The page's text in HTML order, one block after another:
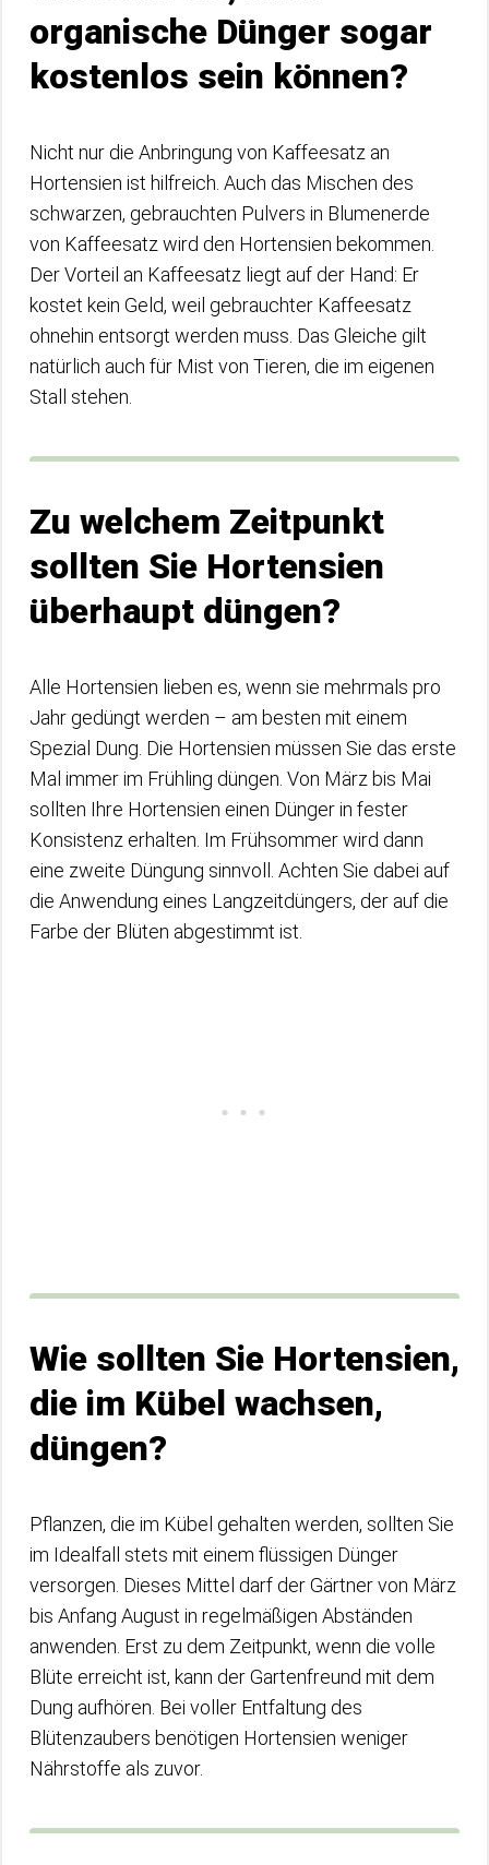
organische Dünger sogar
kostenlos sein können?
Nicht nur die Anbringung von Kaffeesatz an
Hortensien ist hilfreich. Auch das Mischen des
schwarzen, gebrauchten Pulvers in Blumenerde
von Kaffeesatz wird den Hortensien bekommen.
Der Vorteil an Kaffeesatz liegt auf der Hand: Er
kostet kein Geld, weil gebrauchter Kaffeesatz
ohnehin entsorgt werden muss. Das Gleiche gilt
natürlich auch für Mist von Tieren, die im eigenen
Stall stehen.
Zu welchem Zeitpunkt
sollten Sie Hortensien
überhaupt düngen?
Alle Hortensien lieben es, wenn sie mehrmals pro
Jahr gedüngt werden – am besten mit einem
Spezial Dung. Die Hortensien müssen Sie das erste
Mal immer im Frühling düngen. Von März bis Mai
sollten Ihre Hortensien einen Dünger in fester
Konsistenz erhalten. Im Frühsommer wird dann
eine zweite Düngung sinnvoll. Achten Sie dabei auf
die Anwendung eines Langzeitdüngers, der auf die
Farbe der Blüten abgestimmt ist.
Wie sollten Sie Hortensien,
die im Kübel wachsen,
düngen?
Pflanzen, die im Kübel gehalten werden, sollten Sie
im Idealfall stets mit einem flüssigen Dünger
versorgen. Dieses Mittel darf der Gärtner von März
bis Anfang August in regelmäßigen Abständen
anwenden. Erst zu dem Zeitpunkt, wenn die volle
Blüte erreicht ist, kann der Gartenfreund mit dem
Dung aufhören. Bei voller Entfaltung des
Blütenzaubers benötigen Hortensien weniger
Nährstoffe als zuvor.